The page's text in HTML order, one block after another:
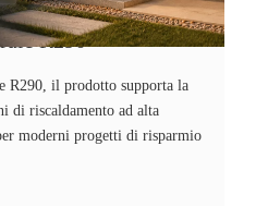
R290
R290, il prodotto supporta la
di riscaldamento ad alta
moderni progetti di risparmio